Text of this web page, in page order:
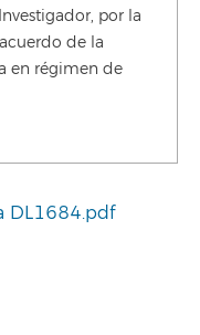
por la
de la
en régimen de
DL1684.pdf